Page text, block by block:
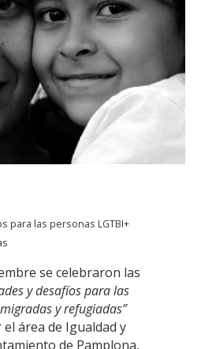
para las personas LGTBI+
se celebraron las
y desafíos para las
y refugiadas”
área de Igualdad y
de Pamplona,